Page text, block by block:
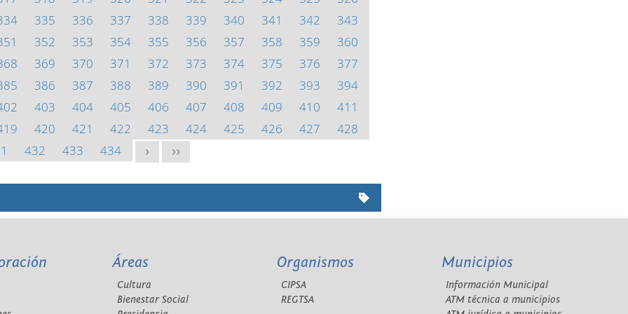
335 336 337 338 339 340 341 342
343
352 353 354 355 356 357 358 359
360
369 370 371 372 373 374 375 376
377
386 387 388 389 390 391 392 393
394
403 404 405 406 407 408 409 410
411
420 421 422 423 424 425 426 427
428
432 433 434 > >>
Áreas
Cultura
Bienestar Social
Organismos
CIPSA
REGTSA
Municipios
Información Municipal
ATM técnica a municipios